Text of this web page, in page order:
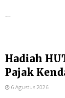
...
Hadiah
Pajak
6 Agustus 2026